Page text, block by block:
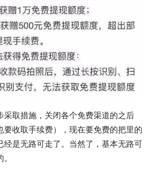
采取措施，关闭各个免费渠道的之后
要收取手续费），现在要免费的把里的
经是无路可走了。当然了，基本无路可